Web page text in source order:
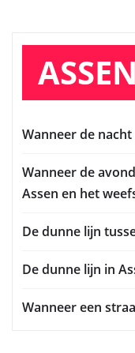
Wanneer de
Wanneer de
Assen en het
De dunne lijn
De dunne lijn in
Wanneer een